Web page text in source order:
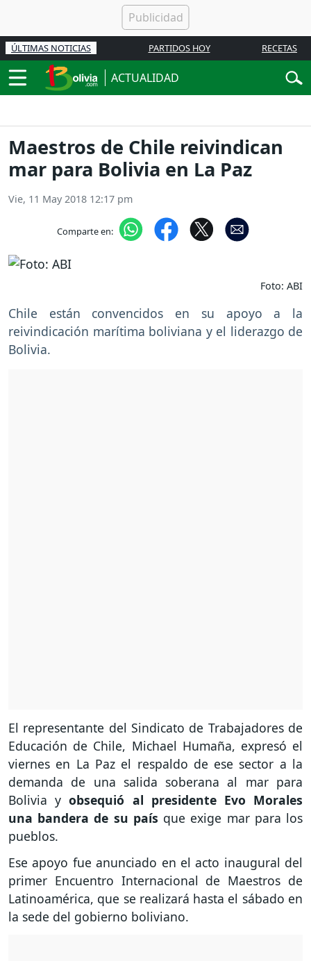
ÚLTIMAS NOTICIAS PARTIDOS HOY RECETAS
ACTUALIDAD
Maestros de Chile reivindican
mar para Bolivia en La Paz
Vie, 11 May 2018 12:17 pm
Comparte en:
Foto: ABI
Chile
están convencidos en su apoyo a la
reivindicación marítima boliviana y el liderazgo de
Bolivia.
El representante del Sindicato de Trabajadores de
Educación de Chile, Michael Humaña, expresó el
viernes en La Paz el respaldo de ese sector a la
demanda de una salida soberana al mar para
Bolivia yobsequió al presidente Evo Morales
una bandera de su país que exige mar para los
pueblos.
Ese apoyo fue anunciado en el acto inaugural del
primer Encuentro Internacional de Maestros de
Latinoamérica, que se realizará hasta el sábado en
la sede del gobierno boliviano.